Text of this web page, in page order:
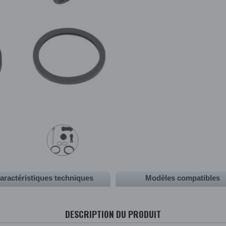
techniques Modèles compatibles
DESCRIPTION DU PRODUIT